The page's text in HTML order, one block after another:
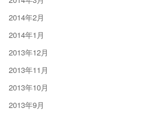
2014年2月
2014年1月
2013年12月
2013年11月
2013年10月
2013年9月